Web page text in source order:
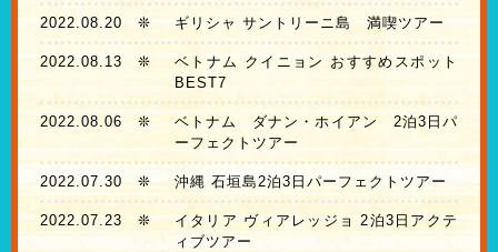
2022.08.20❊ ギリシャ サントリーニ島 満喫ツアー
2022.08.13 ❊
ベトナム クイニョン おすすめスポット
BEST7
2022.08.06 ❊
ベトナム ダナン・ホイアン 2泊3日パ
ーフェクトツアー
2022.07.30 ❊ 沖縄 石垣島2泊3日パーフェクトツアー
2022.07.23❊
イタリア ヴィアレッジョ 2泊3日アクテ
ィブツアー